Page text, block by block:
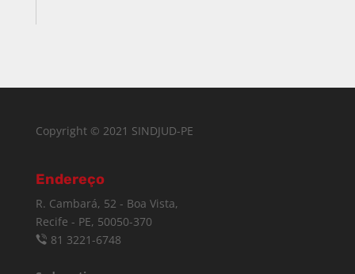
Copyright © 2021 SINDJUD-PE
Endereço
R. Cambará, 52 - Boa Vista,
Recife - PE, 50050-370
81 3221-6748